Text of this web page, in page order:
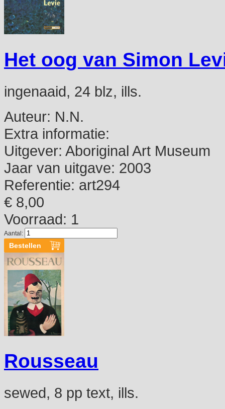
Het oog van Simon
ingenaaid, 24 blz, ills.
Auteur: N.N.
Extra informatie:
Uitgever: Aboriginal Art Museum
Jaar van uitgave: 2003
Referentie: art294
€ 8,00
Voorraad: 1
Aantal:
Rousseau
sewed, 8 pp text, ills.